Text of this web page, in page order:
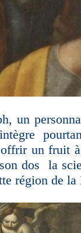
un
offrir un fruit
dos la
région de